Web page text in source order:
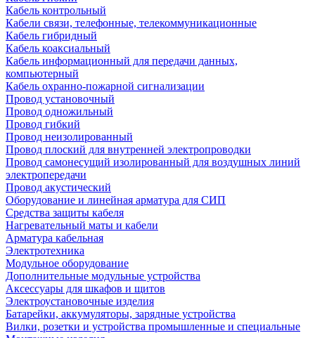
Кабель контрольный
Кабели связи, телефонные, телекоммуникационные
Кабель гибридный
Кабель коаксиальный
Кабель информационный для передачи данных,
компьютерный
Кабель охранно-пожарной сигнализации
Провод установочный
Провод одножильный
Провод гибкий
Провод неизолированный
Провод плоский для внутренней электропроводки
Провод самонесущий изолированный для воздушных линий
электропередачи
Провод акустический
Оборудование и линейная арматура для СИП
Средства защиты кабеля
Нагревательный маты и кабели
Арматура кабельная
Электротехника
Модульное оборудование
Дополнительные модульные устройства
Аксессуары для шкафов и щитов
Электроустановочные изделия
Батарейки, аккумуляторы, зарядные устройства
Вилки, розетки и устройства промышленные и специальные